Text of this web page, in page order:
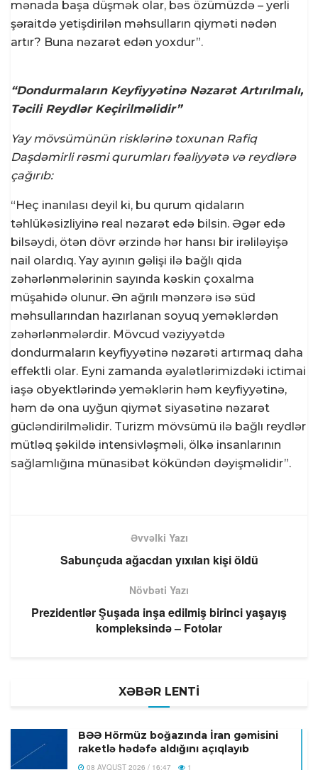
mənada başa düşmək olar, bəs özümüzdə – yerli
şəraitdə yetişdirilən məhsulların qiyməti nədən
artır? Buna nəzarət edən yoxdur”.
“Dondurmaların Keyfiyyətinə Nəzarət Artırılmalı,
Təcili Reydlər Keçirilməlidir”
Yay mövsümünün risklərinə toxunan Rafiq
Daşdəmirli rəsmi qurumları fəaliyyətə və reydlərə
çağırıb:
“Heç inanılası deyil ki, bu qurum qidaların
təhlükəsizliyinə real nəzarət edə bilsin. Əgər edə
bilsəydi, ötən dövr ərzində hər hansı bir irəliləyişə
nail olardıq. Yay ayının gəlişi ilə bağlı qida
zəhərlənmələrinin sayında kəskin çoxalma
müşahidə olunur. Ən ağrılı mənzərə isə süd
məhsullarından hazırlanan soyuq yeməklərdən
zəhərlənmələrdir. Mövcud vəziyyətdə
dondurmaların keyfiyyətinə nəzarəti artırmaq daha
effektli olar. Eyni zamanda əyalətlərimizdəki ictimai
iaşə obyektlərində yeməklərin həm keyfiyyətinə,
həm də ona uyğun qiymət siyasətinə nəzarət
gücləndirilməlidir. Turizm mövsümü ilə bağlı reydlər
mütləq şəkildə intensivləşməli, ölkə insanlarının
sağlamlığına münasibət kökündən dəyişməlidir”.
Əvvəlki Yazı
Sabunçuda ağacdan yıxılan kişi öldü
Növbəti Yazı
Prezidentlər Şuşada inşa edilmiş birinci yaşayış
kompleksində – Fotolar
XƏBƏR LENTİ
BƏƏ Hörmüz boğazında İran gəmisini
raketlə hədəfə aldığını açıqlayıb
08 AVQUST 2026 / 16:47 1